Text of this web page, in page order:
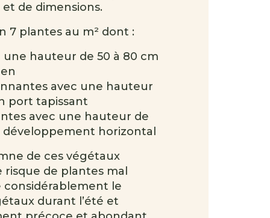
de dimensions.
7 plantes au m² dont :
une hauteur de 50 à 80 cm
avec une hauteur
port tapissant
avec une hauteur de
développement horizontal
de ces végétaux
de plantes mal
considérablement le
durant l’été et